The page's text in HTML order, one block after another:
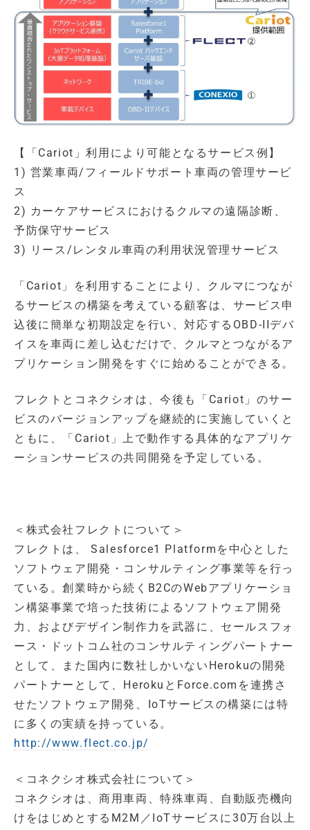
【「Cariot」利用により可能となるサービス例】
1) 営業車両/フィールドサポート車両の管理サービ
ス
2) カーケアサービスにおけるクルマの遠隔診断、
予防保守サービス
3) リース/レンタル車両の利用状況管理サービス
「Cariot」を利用することにより、クルマにつなが
るサービスの構築を考えている顧客は、サービス申
込後に簡単な初期設定を行い、対応するOBD-IIデバ
イスを車両に差し込むだけで、クルマとつながるア
プリケーション開発をすぐに始めることができる。
フレクトとコネクシオは、今後も「Cariot」のサー
ビスのバージョンアップを継続的に実施していくと
ともに、「Cariot」上で動作する具体的なアプリケ
ーションサービスの共同開発を予定している。
＜株式会社フレクトについて＞
フレクトは、 Salesforce1 Platformを中心とした
ソフトウェア開発・コンサルティング事業等を行っ
ている。創業時から続くB2CのWebアプリケーショ
ン構築事業で培った技術によるソフトウェア開発
力、およびデザイン制作力を武器に、セールスフォ
ース・ドットコム社のコンサルティングパートナー
として、また国内に数社しかいないHerokuの開発
パートナーとして、HerokuとForce.comを連携さ
せたソフトウェア開発、IoTサービスの構築には特
に多くの実績を持っている。
http://www.flect.co.jp/
＜コネクシオ株式会社について＞
コネクシオは、商用車両、特殊車両、自動販売機向
けをはじめとするM2M／IoTサービスに30万台以上